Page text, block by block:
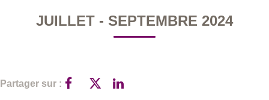
Cadot Beauplet – Safar
LRPI
JUILLET - SEPTEMBRE 2024
Partager sur :